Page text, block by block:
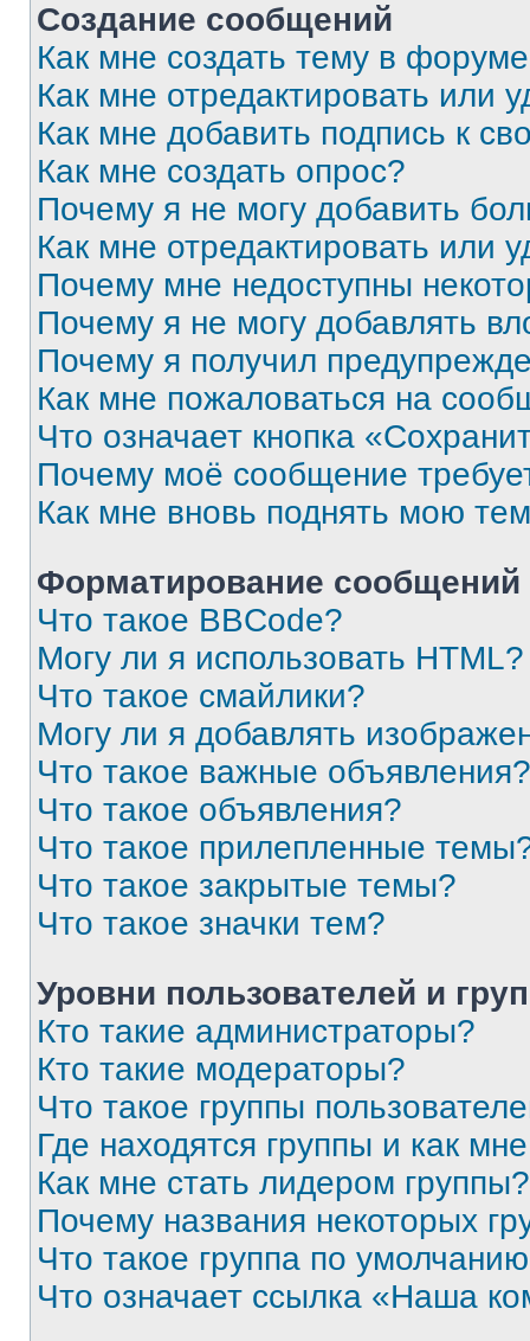
Создание сообщений
Как мне создать тему в
Как мне отредактировать или
Как мне добавить подпись к
Как мне создать опрос?
Почему я не могу добавить
Как мне отредактировать или
Почему мне недоступны
Почему я не могу добавлять
Почему я получил
Как мне пожаловаться на
Что означает кнопка
Почему моё сообщение
Как мне вновь поднять мою
Форматирование
Что такое BBCode?
Могу ли я использовать HTML?
Что такое смайлики?
Могу ли я добавлять
Что такое важные объявления?
Что такое объявления?
Что такое прилепленные
Что такое закрытые темы?
Что такое значки тем?
Уровни пользователей и
Кто такие администраторы?
Кто такие модераторы?
Что такое группы
Где находятся группы и как
Как мне стать лидером группы?
Почему названия некоторых
Что такое группа по
Что означает ссылка «Наша